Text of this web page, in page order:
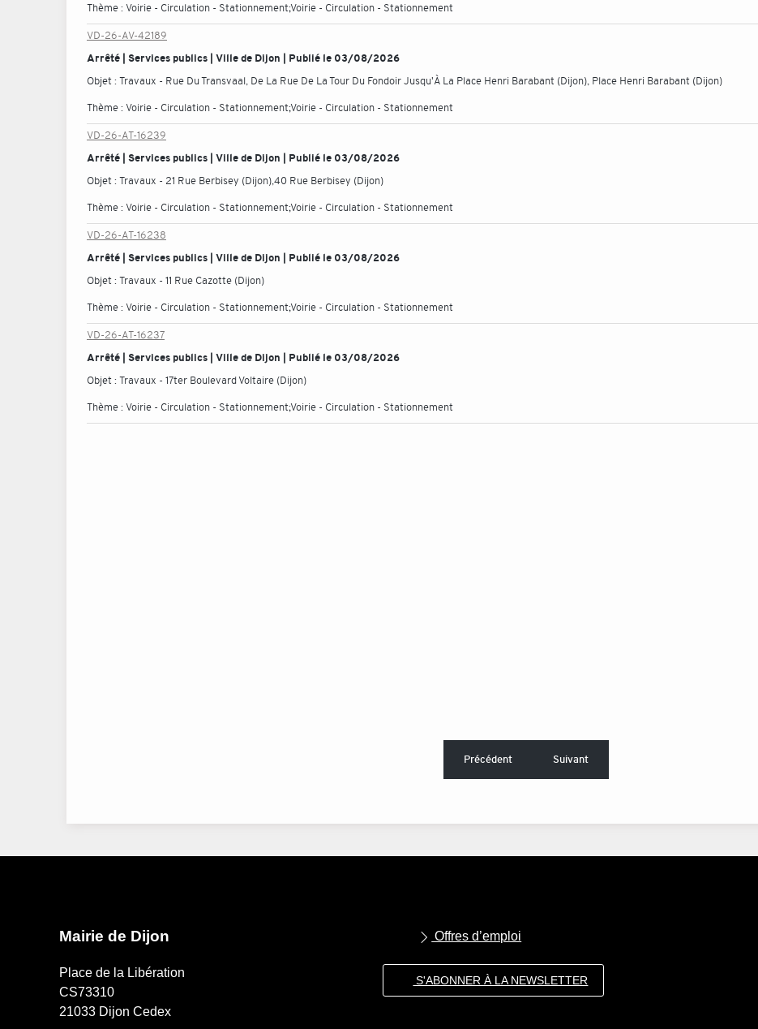
Thème :Voirie - Circulation - Stationnement;Voirie - Circulation - Stationnement
VD-26-AV-42189
Arrêté | Services publics | Ville de Dijon | Publié le 03/08/2026
Objet :Travaux - Rue Du Transvaal, De La Rue De La Tour Du Fondoir Jusqu'À La Place Henri Barabant (Dijon), Place Henri Barabant (Dijon)
Thème :Voirie - Circulation - Stationnement;Voirie - Circulation - Stationnement
VD-26-AT-16239
Arrêté | Services publics | Ville de Dijon | Publié le 03/08/2026
Objet :Travaux - 21 Rue Berbisey (Dijon),40 Rue Berbisey (Dijon)
Thème :Voirie - Circulation - Stationnement;Voirie - Circulation - Stationnement
VD-26-AT-16238
Arrêté | Services publics | Ville de Dijon | Publié le 03/08/2026
Objet :Travaux - 11 Rue Cazotte (Dijon)
Thème :Voirie - Circulation - Stationnement;Voirie - Circulation - Stationnement
VD-26-AT-16237
Arrêté | Services publics | Ville de Dijon | Publié le 03/08/2026
Objet :Travaux - 17ter Boulevard Voltaire (Dijon)
Thème :Voirie - Circulation - Stationnement;Voirie - Circulation - Stationnement
Précédent Suivant
Mairie de Dijon
Place de la Libération
CS73310
21033 Dijon Cedex
Offres d’emploi
S'ABONNER À LA NEWSLETTER